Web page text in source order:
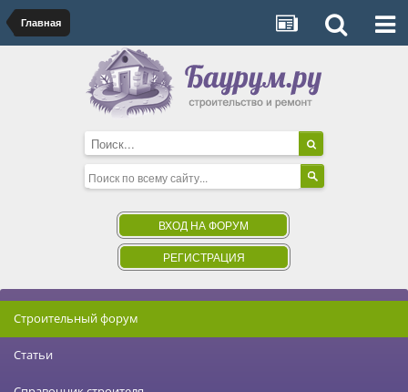
Главная
ВХОД НА ФОРУМ
РЕГИСТРАЦИЯ
Строительный форум
Статьи